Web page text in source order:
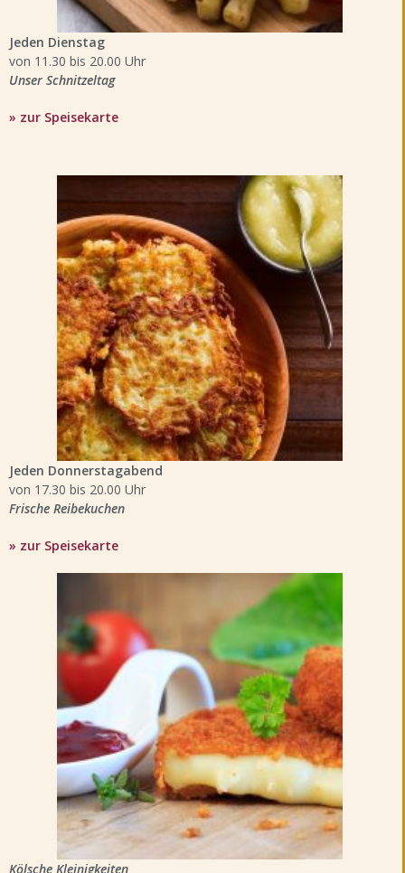
Jeden Dienstag
von 11.30 bis 20.00 Uhr
Unser Schnitzeltag
» zur Speisekarte
Jeden Donnerstagabend
von 17.30 bis 20.00 Uhr
Frische Reibekuchen
» zur Speisekarte
Kölsche Kleinigkeiten